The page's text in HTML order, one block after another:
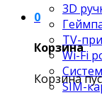
0
Корзина
Корзина
3D
TV-
Wi-Fi
SIM-